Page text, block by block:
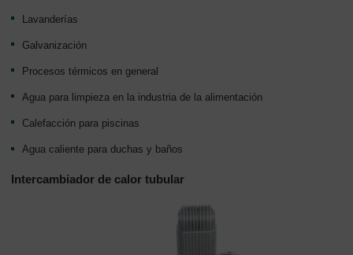
Lavanderías
Galvanización
Procesos térmicos en general
Agua para limpieza en la industria de la alimentación
Calefacción para piscinas
Agua caliente para duchas y baños
Intercambiador de calor tubular